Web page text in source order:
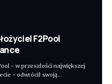
F2Pool
- w przeszłości największej
- odwrócił swoją…